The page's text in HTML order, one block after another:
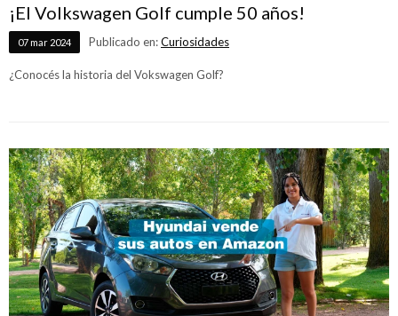
¡El Volkswagen Golf cumple 50 años!
07 mar 2024 Publicado en:Curiosidades
¿Conocés la historia del Vokswagen Golf?